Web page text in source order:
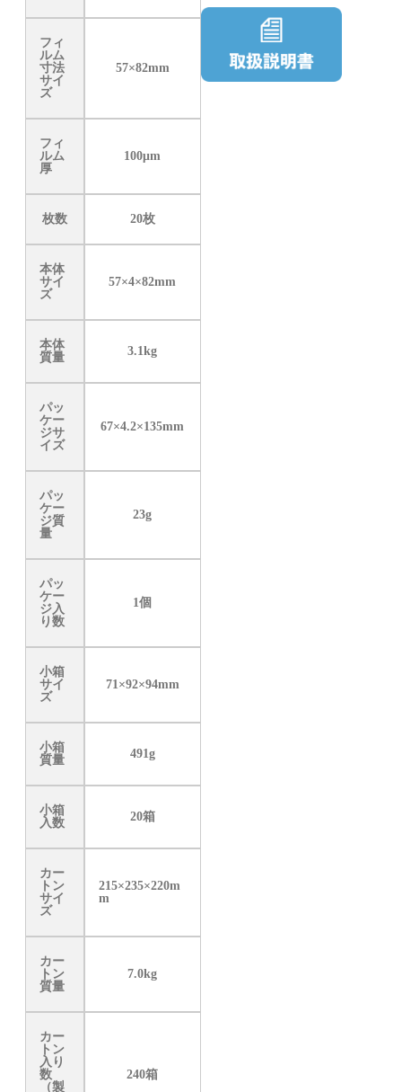
フィ
ルム
寸法
サイ
ズ
57×82mm
フィ
ルム
厚
100μm
枚数 20枚
本体
サイ
ズ
57×4×82mm
本体
質量
3.1kg
パッ
ケー
ジサ
イズ
67×4.2×135mm
パッ
ケー
ジ質
量
23g
パッ
ケー
ジ入
り数
1個
小箱
サイ
ズ
71×92×94mm
小箱
質量
491g
小箱
入数
20箱
カー
トン
サイ
ズ
215×235×220m
m
カー
トン
質量
7.0kg
カー
トン
入り
数
（製
240箱